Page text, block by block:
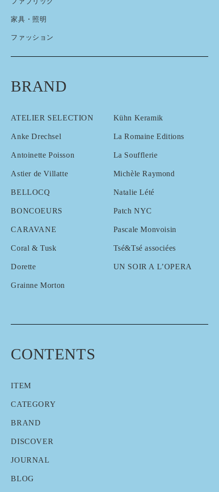
家具・照明
ファッション
BRAND
ATELIER SELECTION
Anke Drechsel
Antoinette Poisson
Astier de Villatte
BELLOCQ
BONCOEURS
CARAVANE
Coral & Tusk
Dorette
Grainne Morton
Kühn Keramik
La Romaine Editions
La Soufflerie
Michèle Raymond
Natalie Lété
Patch NYC
Pascale Monvoisin
Tsé&Tsé associées
UN SOIR A L’OPERA
CONTENTS
ITEM
CATEGORY
BRAND
DISCOVER
JOURNAL
BLOG